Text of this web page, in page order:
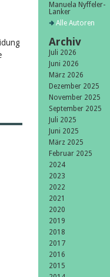
Manuela Nyffeler-
Lanker
Alle Autoren
Archiv
Juli 2026
Juni 2026
März 2026
Dezember 2025
November 2025
September 2025
Juli 2025
Juni 2025
März 2025
Februar 2025
2024
2023
2022
2021
2020
2019
2018
2017
2016
2015